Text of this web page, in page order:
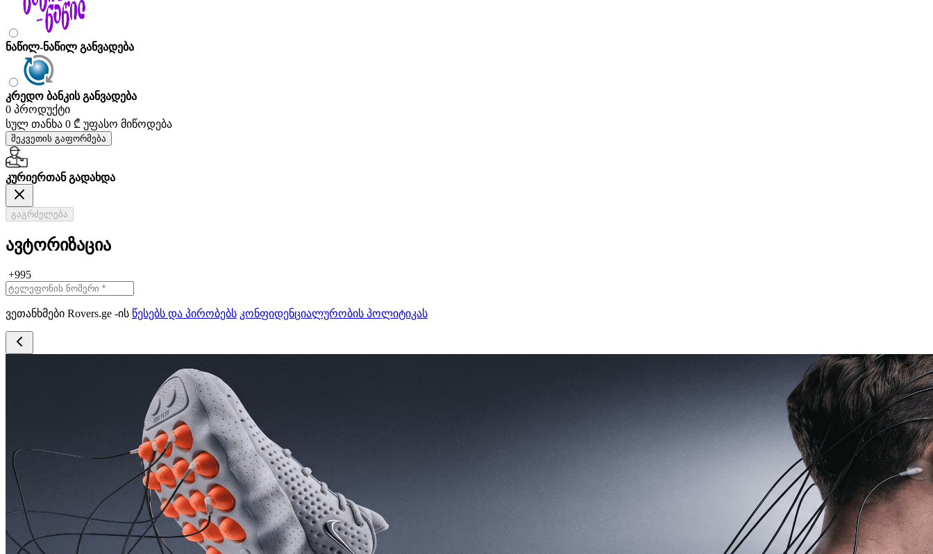
ნაწილ-ნაწილ განვადება
კრედო ბანკის განვადება
0 პროდუქტი
სულ თანხა 0 ₾ უფასო მიწოდება
შეკვეთის გაფორმება
კურიერთან გადახდა
გაგრძელება
ავტორიზაცია
+995
ვეთანხმები Rovers.ge -ის წესებს და პირობებს კონფიდენციალურობის პოლიტიკას